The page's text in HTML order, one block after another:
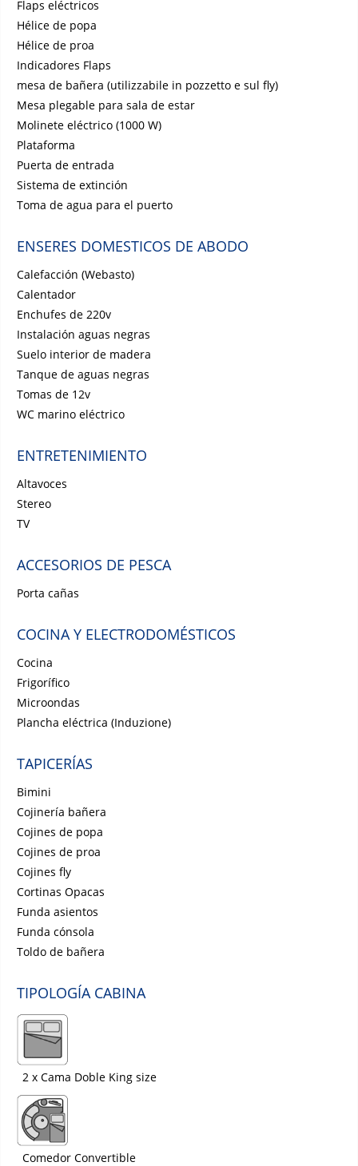
Flaps eléctricos
Hélice de popa
Hélice de proa
Indicadores Flaps
mesa de bañera (utilizzabile in pozzetto e sul fly)
Mesa plegable para sala de estar
Molinete eléctrico (1000 W)
Plataforma
Puerta de entrada
Sistema de extinción
Toma de agua para el puerto
ENSERES DOMESTICOS DE ABODO
Calefacción (Webasto)
Calentador
Enchufes de 220v
Instalación aguas negras
Suelo interior de madera
Tanque de aguas negras
Tomas de 12v
WC marino eléctrico
ENTRETENIMIENTO
Altavoces
Stereo
TV
ACCESORIOS DE PESCA
Porta cañas
COCINA Y ELECTRODOMÉSTICOS
Cocina
Frigorífico
Microondas
Plancha eléctrica (Induzione)
TAPICERÍAS
Bimini
Cojinería bañera
Cojines de popa
Cojines de proa
Cojines fly
Cortinas Opacas
Funda asientos
Funda cónsola
Toldo de bañera
TIPOLOGÍA CABINA
2 x Cama Doble King size
Comedor Convertible